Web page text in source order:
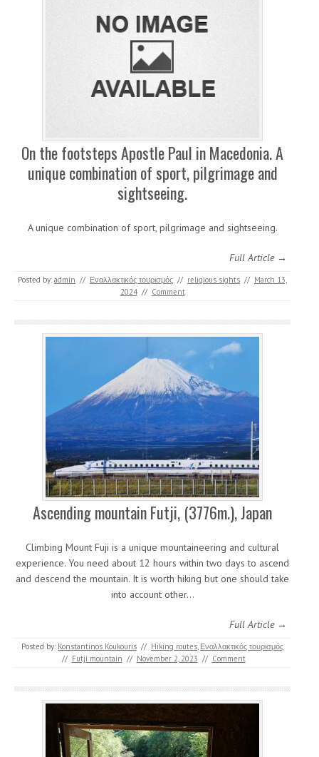
On the footsteps Apostle Paul in Macedonia. A
unique combination of sport, pilgrimage and
sightseeing.
A unique combination of sport, pilgrimage and sightseeing.
Full Article →
Posted by: admin // Εναλλακτικός τουρισμός // religious sights // March 13,
2024 // Comment
Ascending mountain Futji, (3776m.), Japan
Climbing Mount Fuji is a unique mountaineering and cultural
experience. You need about 12 hours within two days to ascend
and descend the mountain. It is worth hiking but one should take
into account other…
Full Article →
Posted by: Konstantinos Koukouris // Hiking routes, Εναλλακτικός τουρισμός
// Futji mountain // November 2, 2023 // Comment